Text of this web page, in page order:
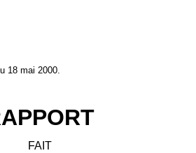
18 mai 2000.
FAIT